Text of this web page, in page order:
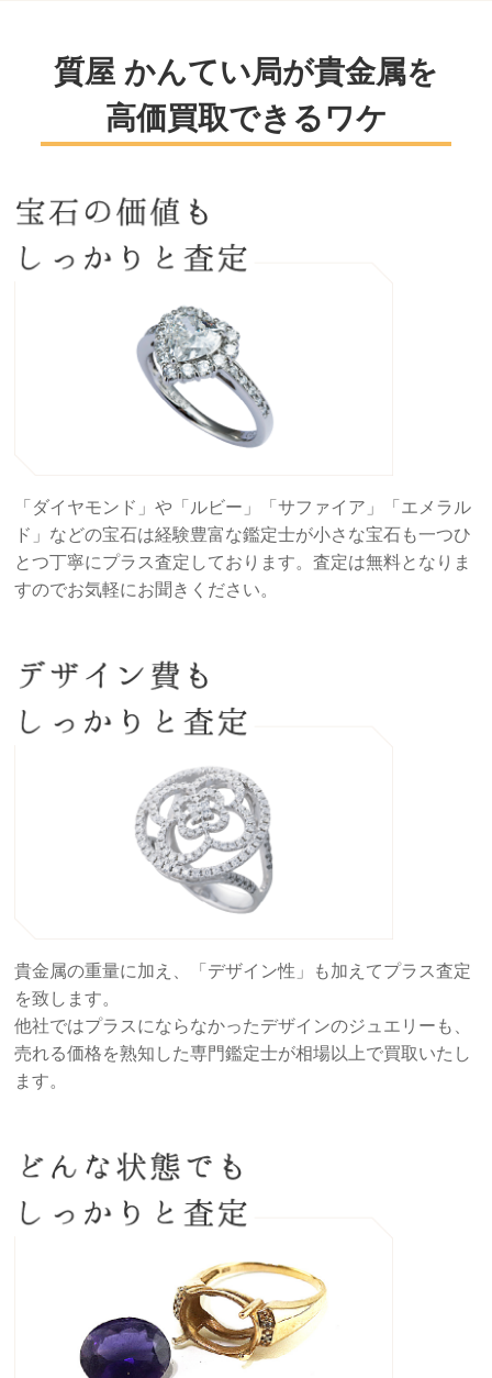
質屋 かんてい局が貴金属を
高価買取できるワケ
「ダイヤモンド」や「ルビー」「サファイア」「エメラル
ド」などの宝石は経験豊富な鑑定士が小さな宝石も一つひ
とつ丁寧にプラス査定しております。査定は無料となりま
すのでお気軽にお聞きください。
貴金属の重量に加え、「デザイン性」も加えてプラス査定
を致します。
他社ではプラスにならなかったデザインのジュエリーも、
売れる価格を熟知した専門鑑定士が相場以上で買取いたし
ます。